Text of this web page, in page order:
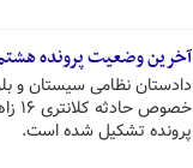
آخرین وضعیت پرونده
دادستان نظامی سیستان و
پرونده تشکیل شده است.